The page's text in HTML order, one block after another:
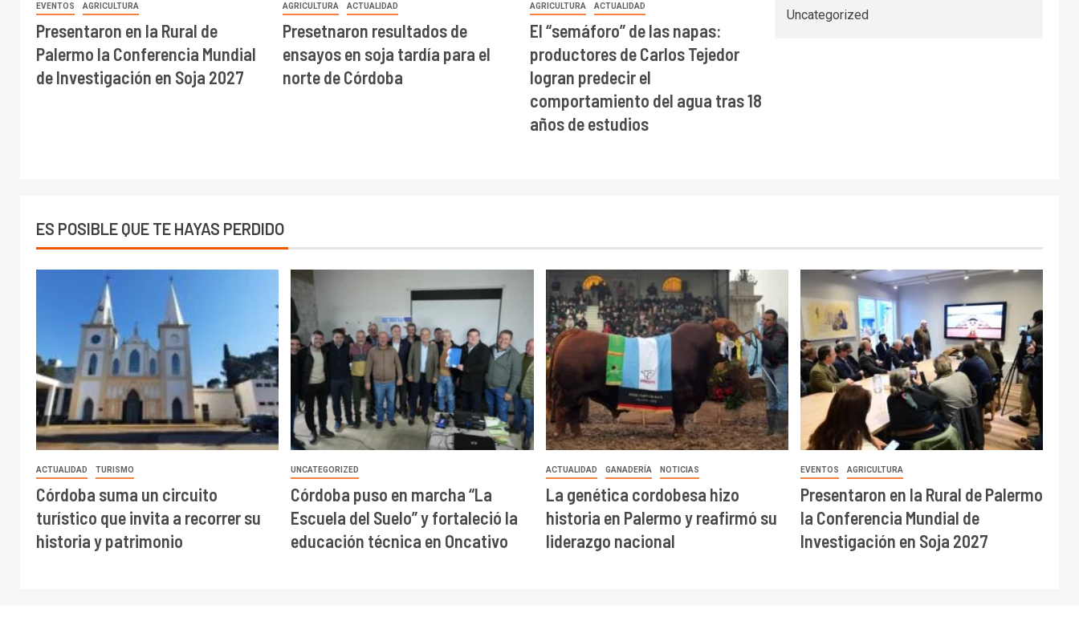
EVENTOS AGRICULTURA
Presentaron en la Rural de
Palermo la Conferencia Mundial
de Investigación en Soja 2027
AGRICULTURA ACTUALIDAD
Presetnaron resultados de
ensayos en soja tardía para el
norte de Córdoba
AGRICULTURA ACTUALIDAD
El “semáforo” de las napas:
productores de Carlos Tejedor
logran predecir el
comportamiento del agua tras 18
años de estudios
Uncategorized
ES POSIBLE QUE TE HAYAS PERDIDO
ACTUALIDAD TURISMO
Córdoba suma un circuito
turístico que invita a recorrer su
historia y patrimonio
UNCATEGORIZED
Córdoba puso en marcha “La
Escuela del Suelo” y fortaleció la
educación técnica en Oncativo
ACTUALIDAD GANADERÍA NOTICIAS
La genética cordobesa hizo
historia en Palermo y reafirmó su
liderazgo nacional
EVENTOS AGRICULTURA
Presentaron en la Rural de Palermo
la Conferencia Mundial de
Investigación en Soja 2027